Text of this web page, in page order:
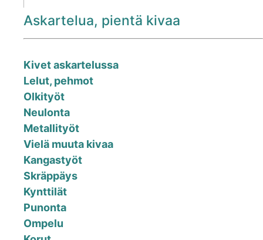
Askartelua, pientä kivaa
Kivet askartelussa
Lelut, pehmot
Olkityöt
Neulonta
Metallityöt
Vielä muuta kivaa
Kangastyöt
Skräppäys
Kynttilät
Punonta
Ompelu